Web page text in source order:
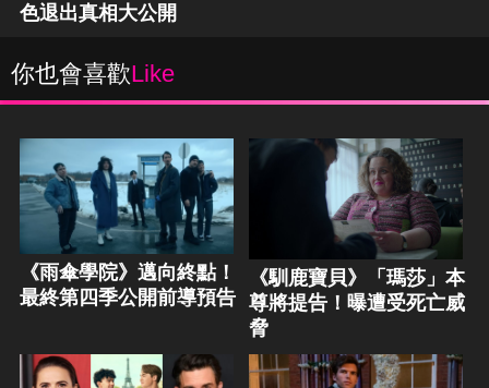
色退出真相大公開
你也會喜歡Like
《雨傘學院》邁向終點！
最終第四季公開前導預告
《馴鹿寶貝》「瑪莎」本
尊將提告！曝遭受死亡威
脅